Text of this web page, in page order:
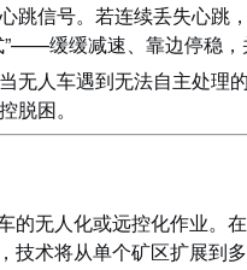
跳信号。若连续丢失心
缓缓减速、靠边停稳，
无人车遇到无法自主处
脱困。
的无人化或远控化作业。
技术将从单个矿区扩展到